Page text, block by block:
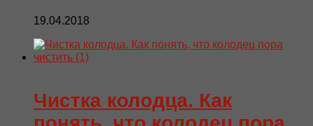
19.04.2018
Чистка колодца. Как